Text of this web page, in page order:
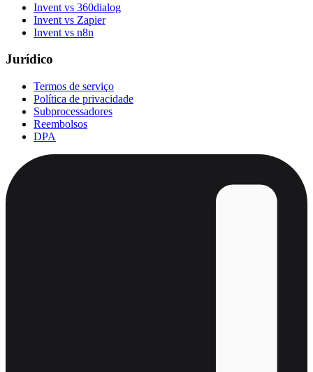
Invent vs 360dialog
Invent vs Zapier
Invent vs n8n
Jurídico
Termos de serviço
Política de privacidade
Subprocessadores
Reembolsos
DPA